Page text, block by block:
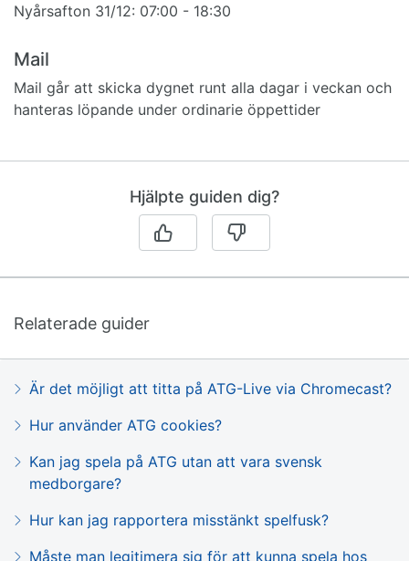
Nyårsafton 31/12: 07:00 - 18:30
Mail
Mail går att skicka dygnet runt alla dagar i veckan och
hanteras löpande under ordinarie öppettider
Hjälpte guiden dig?
Relaterade guider
Är det möjligt att titta på ATG-Live via Chromecast?
Hur använder ATG cookies?
Kan jag spela på ATG utan att vara svensk
medborgare?
Hur kan jag rapportera misstänkt spelfusk?
Måste man legitimera sig för att kunna spela hos